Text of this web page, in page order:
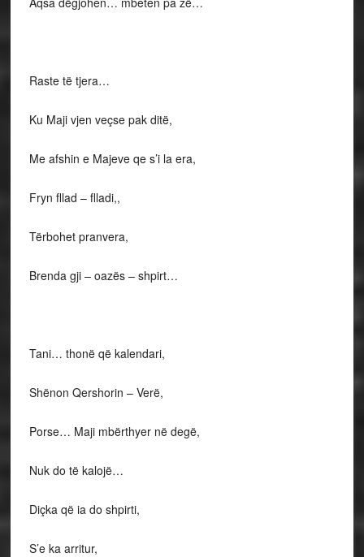
Raste të tjera…
Ku Maji vjen veçse pak ditë,
Me afshin e Majeve qe s’i la era,
Fryn fllad – flladi,,
Tërbohet pranvera,
Brenda gji – oazës – shpirt…
Tani… thonë që kalendari,
Shënon Qershorin – Verë,
Porse… Maji mbërthyer në degë,
Nuk do të kalojë…
Diçka që ia do shpirti,
S’e ka arritur,